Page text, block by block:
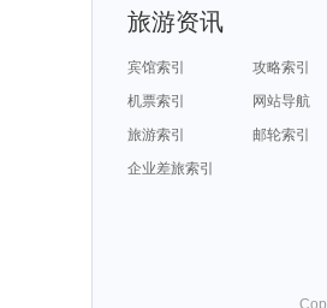
旅游资讯
宾馆索引
攻略索引
机票索引
网站导航
旅游索引
邮轮索引
企业差旅索引